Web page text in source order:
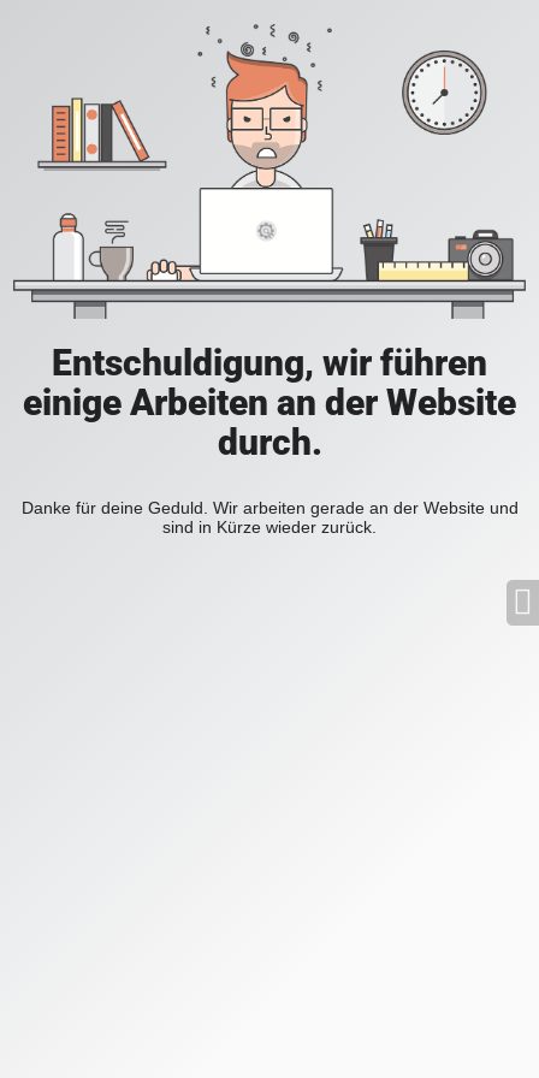
Entschuldigung, wir führen
einige Arbeiten an der Website
durch.
Danke für deine Geduld. Wir arbeiten gerade an der Website und
sind in Kürze wieder zurück.